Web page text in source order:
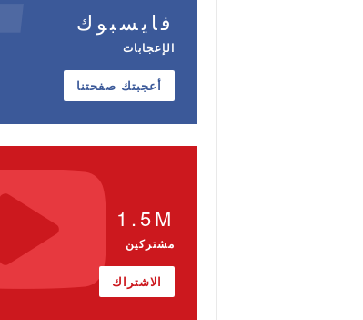
فايسبوك
الإعجابات
أعجبتك صفحتنا
1.5M
مشتركين
الاشتراك